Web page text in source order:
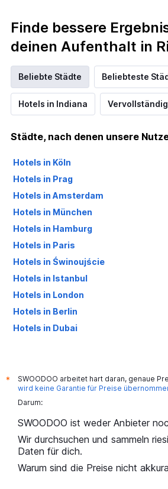
Finde bessere
deinen Aufenthalt in
Beliebte Städte Beliebteste
Hotels in Indiana
Städte, nach denen unsere
Hotels in Köln
Hotels in Prag
Hotels in Amsterdam
Hotels in München
Hotels in Hamburg
Hotels in Paris
Hotels in Świnoujście
Hotels in Istanbul
Hotels in London
Hotels in Berlin
Hotels in Dubai
*
SWOODOO arbeitet hart daran, genaue
wird keine Garantie für Preise
Darum:
SWOODOO ist weder Anbieter
Wir durchsuchen und sammeln
Daten für dich.
Warum sind die Preise nicht